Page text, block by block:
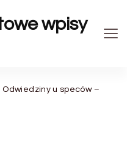
wpisy
Odwiedziny u speców –